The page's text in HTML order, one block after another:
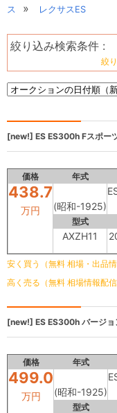
ス
» レクサスES
絞り込み検索条件 :
絞
[new!] ES ES300h Fスポー
価格 年式
438.7
万円 (昭和-1925)
型式
AXZH11
安く買う（無料 相場・出品情
高く売る（無料 相場情報配信
[new!] ES ES300h バージョ
価格 年式
499.0
万円 (昭和-1925)
型式